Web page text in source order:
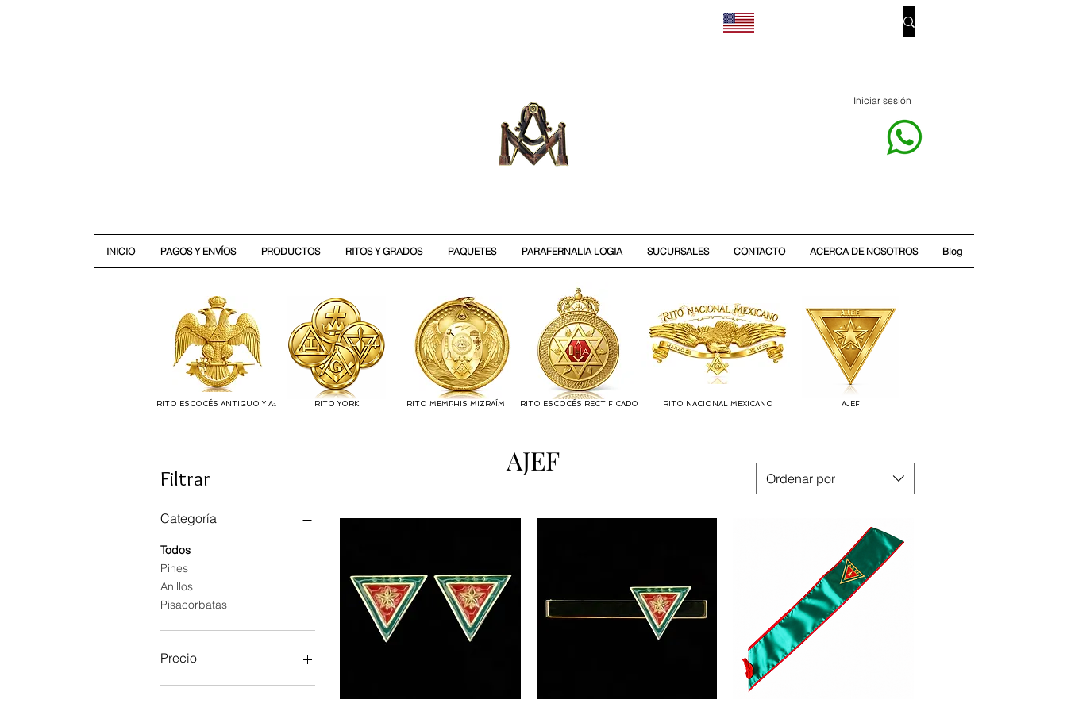
Iniciar sesión
INICIO PAGOS Y ENVÍOS PRODUCTOS RITOS Y GRADOS PAQUETES PARAFERNALIA LOGIA SUCURSALES CONTACTO ACERCA DE NOSOTROS Blog
RITO ESCOCÉS ANTIGUO Y A:. RITO YORK RITO MEMPHIS MIZRAÍM RITO ESCOCÉS RECTIFICADO RITO NACIONAL MEXICANO AJEF
AJEF
Filtrar
Categoría
Todos
Pines
Anillos
Pisacorbatas
Precio
Ordenar por